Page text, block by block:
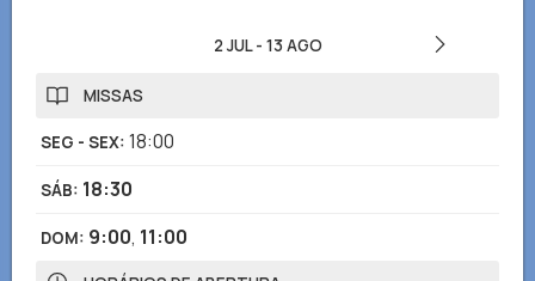
2 JUL- 13 AGO
MISSAS
SEG - SEX: 18:00
SÁB: 18:30
DOM: 9:00, 11:00